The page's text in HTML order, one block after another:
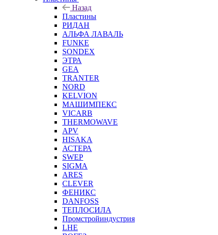
Назад
Пластины
РИДАН
АЛЬФА ЛАВАЛЬ
FUNKE
SONDEX
ЭТРА
GEA
TRANTER
NORD
KELVION
МАШИМПЕКС
VICARB
THERMOWAVE
APV
HISAKA
АСТЕРА
SWEP
SIGMA
ARES
CLEVER
ФЕНИКС
DANFOSS
ТЕПЛОСИЛА
Промстройиндустрия
LHE